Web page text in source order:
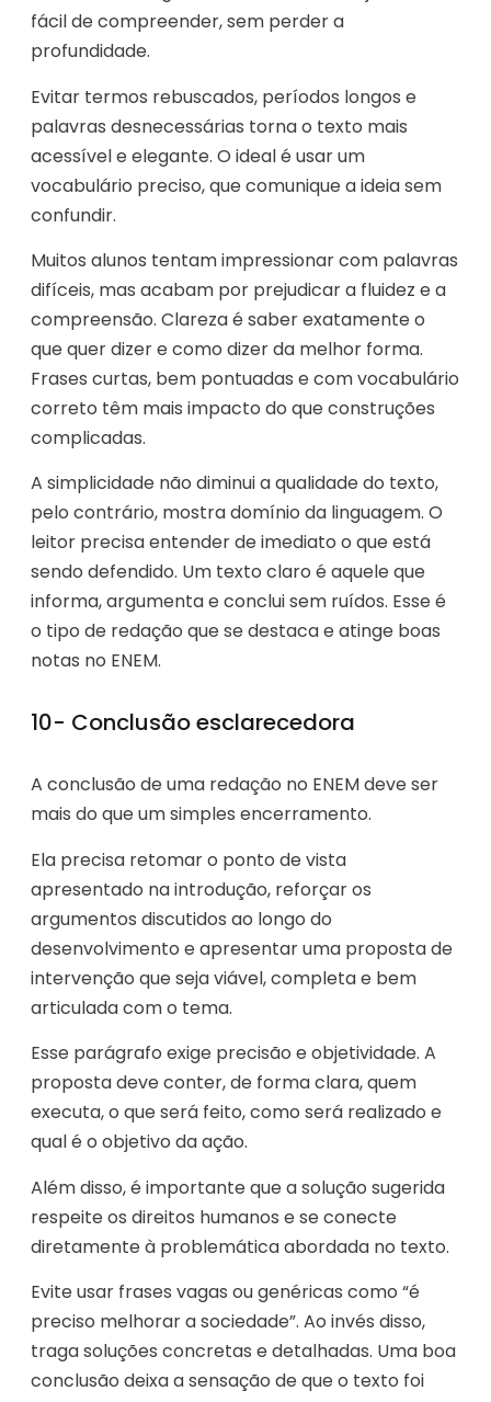
fácil de compreender, sem perder a
profundidade.
Evitar termos rebuscados, períodos longos e
palavras desnecessárias torna o texto mais
acessível e elegante. O ideal é usar um
vocabulário preciso, que comunique a ideia sem
confundir.
Muitos alunos tentam impressionar com palavras
difíceis, mas acabam por prejudicar a fluidez e a
compreensão. Clareza é saber exatamente o
que quer dizer e como dizer da melhor forma.
Frases curtas, bem pontuadas e com vocabulário
correto têm mais impacto do que construções
complicadas.
A simplicidade não diminui a qualidade do texto,
pelo contrário, mostra domínio da linguagem. O
leitor precisa entender de imediato o que está
sendo defendido. Um texto claro é aquele que
informa, argumenta e conclui sem ruídos. Esse é
o tipo de redação que se destaca e atinge boas
notas no ENEM.
10- Conclusão esclarecedora
A conclusão de uma redação no ENEM deve ser
mais do que um simples encerramento.
Ela precisa retomar o ponto de vista
apresentado na introdução, reforçar os
argumentos discutidos ao longo do
desenvolvimento e apresentar uma proposta de
intervenção que seja viável, completa e bem
articulada com o tema.
Esse parágrafo exige precisão e objetividade. A
proposta deve conter, de forma clara, quem
executa, o que será feito, como será realizado e
qual é o objetivo da ação.
Além disso, é importante que a solução sugerida
respeite os direitos humanos e se conecte
diretamente à problemática abordada no texto.
Evite usar frases vagas ou genéricas como “é
preciso melhorar a sociedade”. Ao invés disso,
traga soluções concretas e detalhadas. Uma boa
conclusão deixa a sensação de que o texto foi